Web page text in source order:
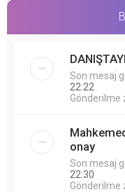
Son mesaj
22:22
Gönderilme
onay
Son mesaj
22:30
Gönderilme